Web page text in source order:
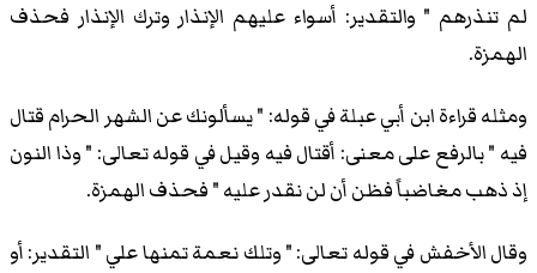
لم تنذرهم " والتقدير: أسواء عليهم الإنذار وترك الإنذار فحذف
الهمزة.
ومثله قراءة ابن أبي عبلة في قوله: " يسألونك عن الشهر الحرام قتال
فيه " بالرفع على معنى: أقتال فيه وقيل في قوله تعالى: " وذا النون
إذ ذهب مغاضباً فظن أن لن نقدر عليه " فحذف الهمزة.
وقال الأخفش في قوله تعالى: " وتلك نعمة تمنها علي " التقدير: أو